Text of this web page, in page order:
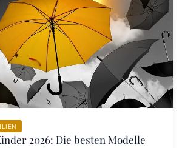
2026: Die besten Modelle